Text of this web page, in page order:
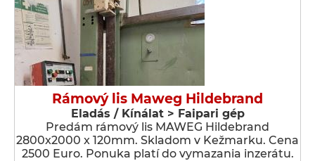
Rámový lis Maweg Hildebrand
Eladás / Kínálat > Faipari gép
Predám rámový lis MAWEG Hildebrand
2800x2000 x 120mm. Skladom v Kežmarku. Cena
2500 Euro. Ponuka platí do vymazania inzerátu.